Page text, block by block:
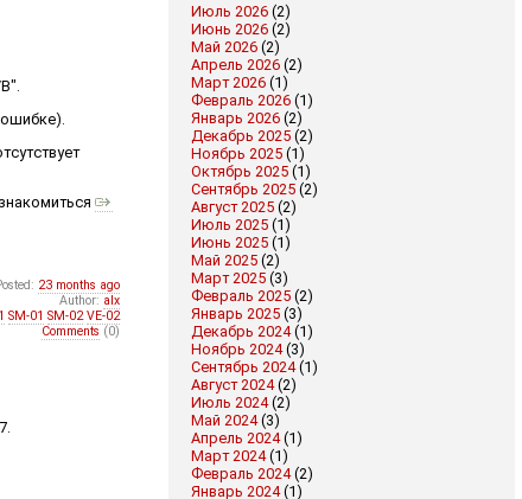
Июль 2026 (2)
Июнь 2026 (2)
Май 2026 (2)
Апрель 2026 (2)
Март 2026 (1)
Февраль 2026 (1)
Январь 2026 (2)
Декабрь 2025 (2)
Ноябрь 2025 (1)
Октябрь 2025 (1)
Сентябрь 2025 (2)
Август 2025 (2)
Июль 2025 (1)
Июнь 2025 (1)
Май 2025 (2)
Март 2025 (3)
Февраль 2025 (2)
Январь 2025 (3)
Декабрь 2024(1)
Ноябрь 2024(3)
Сентябрь 2024(1)
Август 2024(2)
Июль 2024(2)
Май 2024(3)
Апрель 2024(1)
Март 2024(1)
Февраль 2024(2)
Январь 2024(1)
ошибке).
23 months ago
Author: alx
SM-01 SM-02 VE-02
Comments (0)